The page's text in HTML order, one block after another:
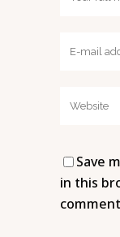
Save
in this